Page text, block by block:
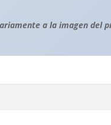
a la imagen del